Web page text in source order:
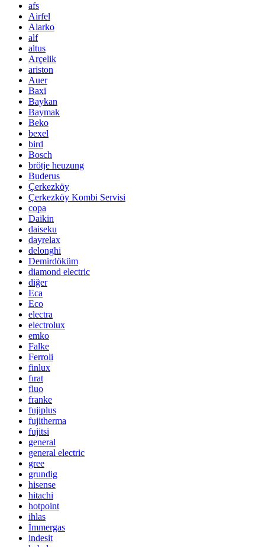
afs
Airfel
Alarko
alf
altus
Arçelik
ariston
Auer
Baxi
Baykan
Baymak
Beko
bexel
bird
Bosch
brötje heuzung
Buderus
Çerkezköy
Çerkezköy Kombi Servisi
copa
Daikin
daiseku
dayrelax
delonghi
Demirdöküm
diamond electric
diğer
Eca
Eco
electra
electrolux
emko
Falke
Ferroli
finlux
fırat
fluo
franke
fujiplus
fujitherma
fujitsi
general
general electric
gree
grundig
hisense
hitachi
hotpoint
ihlas
İmmergas
indesit